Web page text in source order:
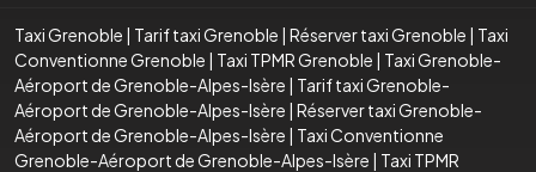
Taxi Grenoble | Tarif taxi Grenoble | Réserver taxi Grenoble | Taxi
Conventionne Grenoble | Taxi TPMR Grenoble | Taxi Grenoble-
Aéroport de Grenoble-Alpes-Isère | Tarif taxi Grenoble-
Aéroport de Grenoble-Alpes-Isère | Réserver taxi Grenoble-
Aéroport de Grenoble-Alpes-Isère | Taxi Conventionne
Grenoble-Aéroport de Grenoble-Alpes-Isère | Taxi TPMR